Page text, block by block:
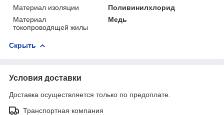
Материал изоляции
Поливинилхлорид
Материал
токопроводящей жилы
Медь
Скрыть
Условия доставки
Доставка осуществляется только по предоплате.
Транспортная компания